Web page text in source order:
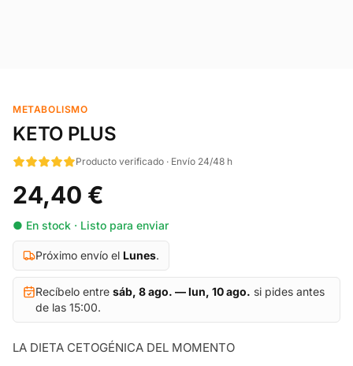
METABOLISMO
KETO PLUS
Producto verificado · Envío 24/48 h
24,40 €
● En stock · Listo para enviar
Próximo envío el Lunes.
Recíbelo entre sáb, 8 ago. — lun, 10 ago. si pides antes
de las 15:00.
LA DIETA CETOGÉNICA DEL MOMENTO